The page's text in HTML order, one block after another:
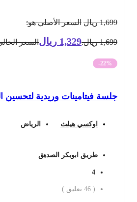
1,699 ريال السعر الأصلي هو:
1,699 ريال. 1,329 ريالالسعر الحالي هو: 1,329
-22%
جلسة فيتامينات وريدية لتحسين
اوكسي هيلث الرياض
طريق ابوبكر الصديق
46 تعليق )